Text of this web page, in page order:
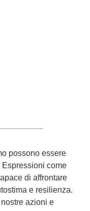
possono essere
come
di affrontare
e resilienza.
azioni e